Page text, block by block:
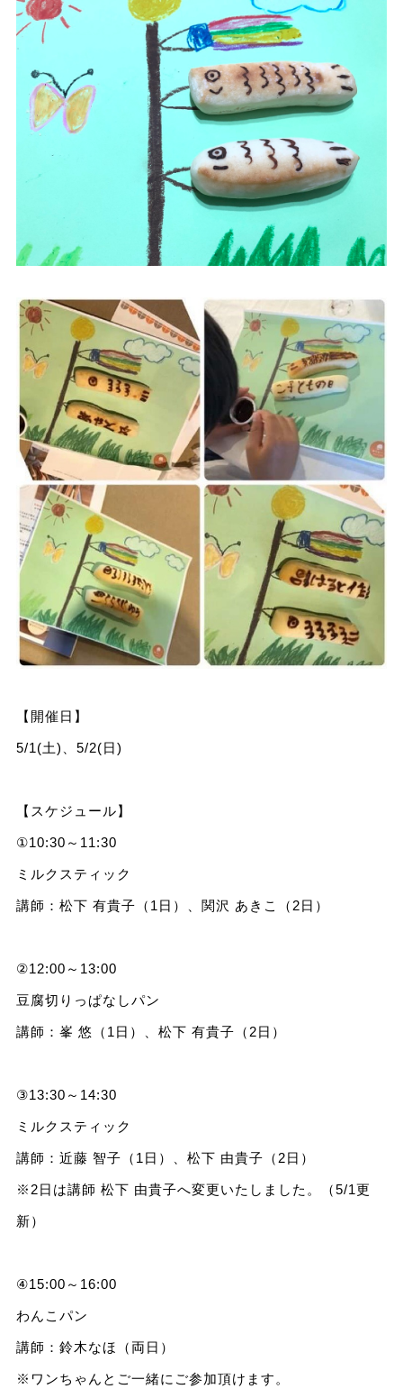
【開催日】
5/1(土)、5/2(日)
【スケジュール】
①10:30～11:30
ミルクスティック
講師：松下 有貴子（1日）、関沢 あきこ（2日）
②12:00～13:00
豆腐切りっぱなしパン
講師：峯 悠（1日）、松下 有貴子（2日）
③13:30～14:30
ミルクスティック
講師：近藤 智子（1日）、松下 由貴子（2日）
※2日は講師 松下 由貴子へ変更いたしました。（5/1更
新）
④15:00～16:00
わんこパン
講師：鈴木なほ（両日）
※ワンちゃんとご一緒にご参加頂けます。